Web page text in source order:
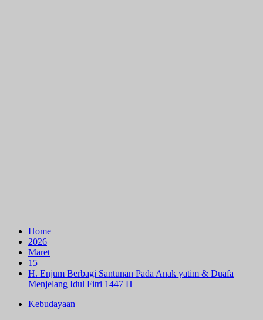
Home
2026
Maret
15
H. Enjum Berbagi Santunan Pada Anak yatim & Duafa
Menjelang Idul Fitri 1447 H
Kebudayaan